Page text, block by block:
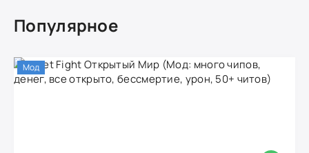
Популярное
Мод